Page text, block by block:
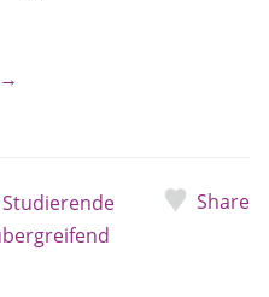
Studierende
Share